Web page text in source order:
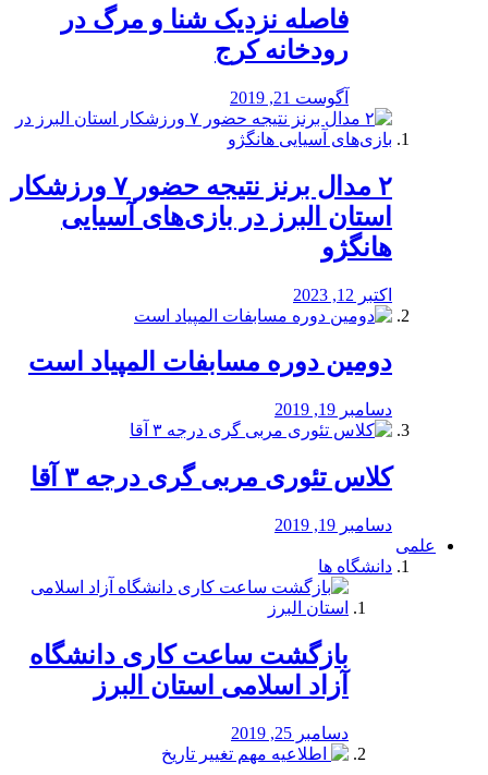
️فاصله نزدیک شنا و مرگ در
رودخانه کرج
آگوست 21, 2019
۲ مدال برنز نتیجه حضور ۷ ورزشکار
استان البرز در بازی‌های آسیایی
هانگژو
اکتبر 12, 2023
دومین دوره مسابفات المپیاد است
دسامبر 19, 2019
کلاس تئوری مربی گری درجه ۳ آقا
دسامبر 19, 2019
علمی
دانشگاه ها
بازگشت ساعت کاری دانشگاه
آزاد اسلامی استان البرز
دسامبر 25, 2019